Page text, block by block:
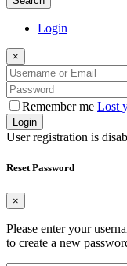
Login
×
Remember me Lost
Login
User registration is
Reset Password
×
Please enter your
to create a new